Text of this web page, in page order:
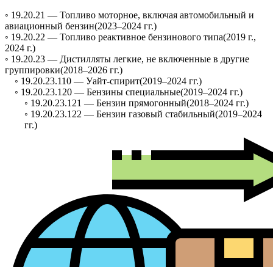
◦ 19.20.21 — Топливо моторное, включая автомобильный и
авиационный бензин(2023–2024 гг.)
◦ 19.20.22 — Топливо реактивное бензинового типа(2019 г.,
2024 г.)
◦ 19.20.23 — Дистилляты легкие, не включенные в другие
группировки(2018–2026 гг.)
◦ 19.20.23.110 — Уайт-спирит(2019–2024 гг.)
◦ 19.20.23.120 — Бензины специальные(2019–2024 гг.)
◦ 19.20.23.121 — Бензин прямогонный(2018–2024 гг.)
◦ 19.20.23.122 — Бензин газовый стабильный(2019–2024
гг.)